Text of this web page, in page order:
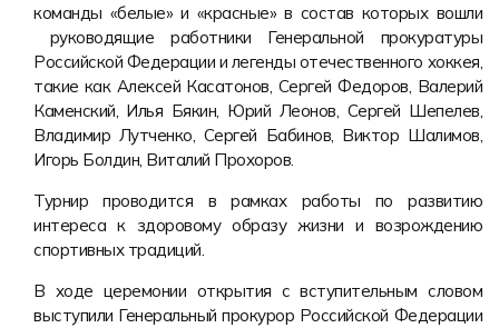
команды «белые» и «красные» в состав которых вошли
руководящие работники Генеральной прокуратуры
Российской Федерации и легенды отечественного хоккея,
такие как Алексей Касатонов, Сергей Федоров, Валерий
Каменский, Илья Бякин, Юрий Леонов, Сергей Шепелев,
Владимир Лутченко, Сергей Бабинов, Виктор Шалимов,
Игорь Болдин, Виталий Прохоров.
Турнир проводится в рамках работы по развитию
интереса к здоровому образу жизни и возрождению
спортивных традиций.
В ходе церемонии открытия с вступительным словом
выступили Генеральный прокурор Российской Федерации
Форма в наличии
Распродажа
Статьи
Реквизиты
Система скидок и наценок
Пользовательское соглашение
Доставка